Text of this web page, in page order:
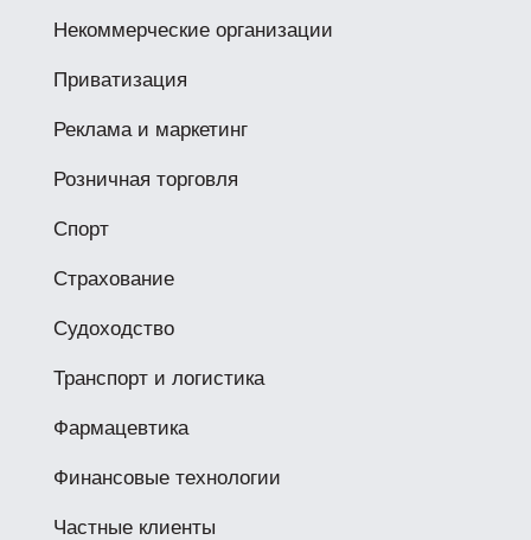
Некоммерческие организации
Приватизация
Реклама и маркетинг
Розничная торговля
Спорт
Страхование
Судоходство
Транспорт и логистика
Фармацевтика
Финансовые технологии
Частные клиенты